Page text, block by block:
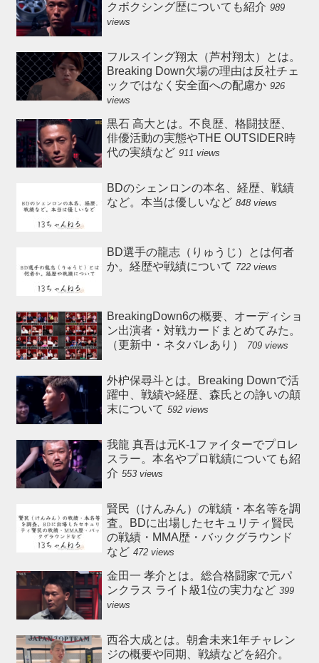
クボクシング歴についても紹介 989
views
フルスイング翔太（芦村翔太）とは。
Breaking Down欠場の理由は反社チェ
ックではなく安全面への配慮か 926
views
黒石 高大とは。不良歴、格闘技歴、
俳優活動の実態やTHE OUTSIDER時
代の実績など 911 views
BDのシェンロンの本名、経歴、戦績
など。本当は優しいなど 848 views
BD選手の龍志（りゅうじ）とは何者
か。経歴や戦績について 722 views
BreakingDown6の概要、オーディショ
ン出演者・対戦カードまとめてみた。
（更新中・ネタバレあり）
709 views
外枦保尋斗とは。Breaking Downで活
躍中、戦績や経歴、森氏との諍いの顛
末について 592 views
我龍 真吾は元K-1ファイターでプロレ
スラー。本名やプロ戦績についても紹
介 553 views
賢民（けんみん）の戦績・本名等を調
査。BDに出場したセキュリティ賢民
の戦績・MMA歴・バックグラウンド
など 472 views
金田一 孝介とは。総合格闘家で元パ
ンクラス ライト級1位の実力など 399
views
西谷大成とは。朝倉未来1年チャレン
ジの概要や同期、戦績などを紹介。